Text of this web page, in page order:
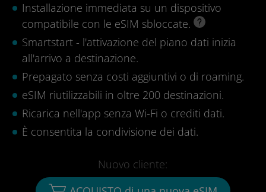
Installazione immediata su un dispositivo
compatibile con le eSIM sbloccate.
Smartstart - l'attivazione del piano dati inizia
all'arrivo a destinazione.
Prepagato senza costi aggiuntivi o di roaming.
eSIM riutilizzabili in oltre 200 destinazioni.
Ricarica nell'app senza Wi-Fi o crediti dati.
È consentita la condivisione dei dati.
Nuovo cliente: